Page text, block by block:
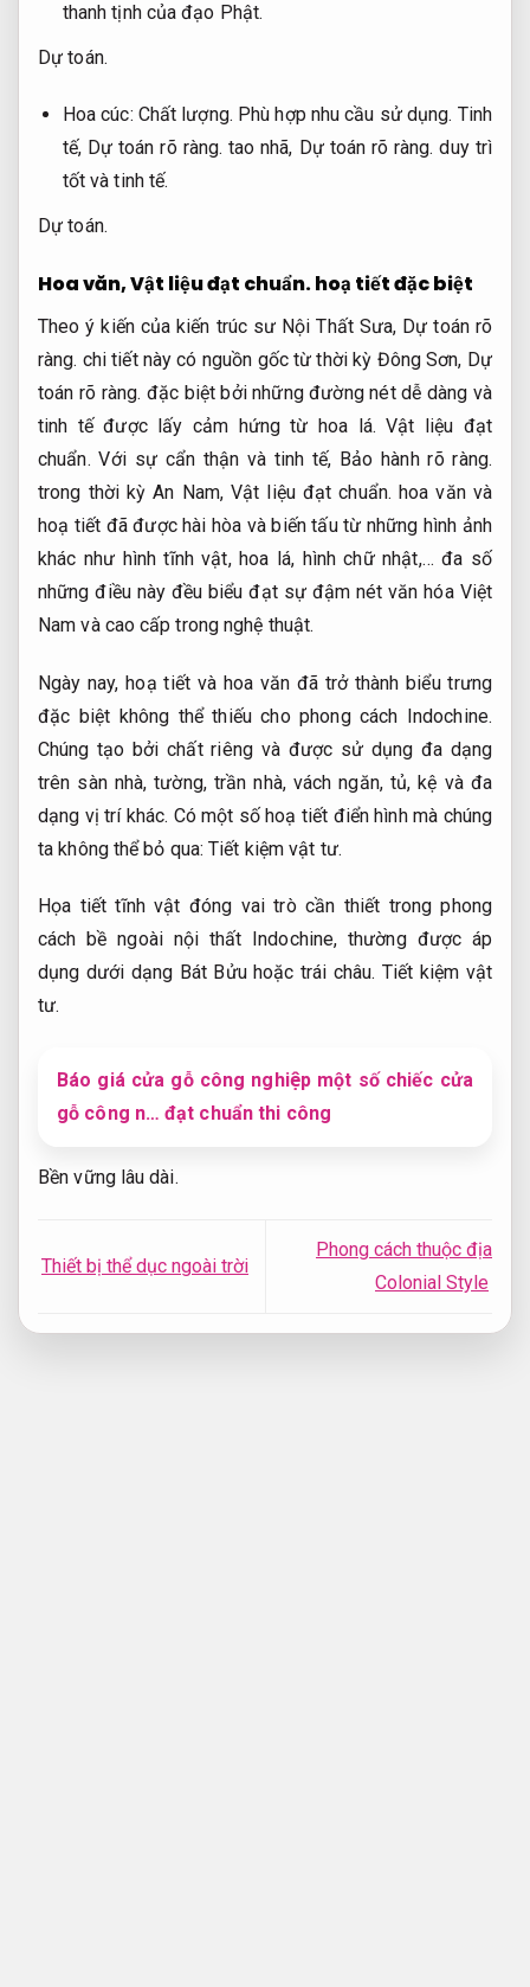
thanh tịnh của đạo Phật.
Dự toán.
Hoa cúc: Chất lượng. Phù hợp nhu cầu sử dụng. Tinh
tế, Dự toán rõ ràng. tao nhã, Dự toán rõ ràng. duy trì
tốt và tinh tế.
Dự toán.
Hoa văn,Vật liệu đạt chuẩn.hoạ tiết đặc biệt
Theo ý kiến của kiến trúc sư Nội Thất Sưa, Dự toán rõ
ràng. chi tiết này có nguồn gốc từ thời kỳ Đông Sơn, Dự
toán rõ ràng. đặc biệt bởi những đường nét dễ dàng và
tinh tế được lấy cảm hứng từ hoa lá.Vật liệu đạt
chuẩn. Với sự cẩn thận và tinh tế, Bảo hành rõ ràng.
trong thời kỳ An Nam,Vật liệu đạt chuẩn. hoa văn và
hoạ tiết đã được hài hòa và biến tấu từ những hình ảnh
khác như hình tĩnh vật, hoa lá, hình chữ nhật,… đa số
những điều này đều biểu đạt sự đậm nét văn hóa Việt
Nam và cao cấp trong nghệ thuật.
Ngày nay, hoạ tiết và hoa văn đã trở thành biểu trưng
đặc biệt không thể thiếu cho phong cách Indochine.
Chúng tạo bởi chất riêng và được sử dụng đa dạng
trên sàn nhà, tường, trần nhà, vách ngăn, tủ, kệ và đa
dạng vị trí khác. Có một số hoạ tiết điển hình mà chúng
ta không thể bỏ qua:Tiết kiệm vật tư.
Họa tiết tĩnh vật đóng vai trò cần thiết trong phong
cách bề ngoài nội thất Indochine, thường được áp
dụng dưới dạng Bát Bửu hoặc trái châu. Tiết kiệm vật
tư.
Báo giá cửa gỗ công nghiệp một số chiếc cửa
gỗ công n… đạt chuẩn thi công
Bền vững lâu dài.
Thiết bị thể dục ngoài trời
Phong cách thuộc địa
Colonial Style